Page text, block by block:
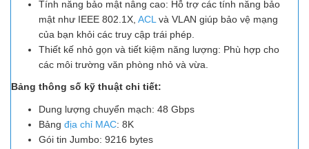
Tính năng bảo mật nâng cao: Hỗ trợ các tính năng bảo
mật như IEEE 802.1X, ACL và VLAN giúp bảo vệ mạng
của bạn khỏi các truy cập trái phép.
Thiết kế nhỏ gọn và tiết kiệm năng lượng: Phù hợp cho
các môi trường văn phòng nhỏ và vừa.
Bảng thông số kỹ thuật chi tiết:
Dung lượng chuyển mạch: 48 Gbps
Bảng địa chỉ MAC: 8K
Gói tin Jumbo: 9216 bytes